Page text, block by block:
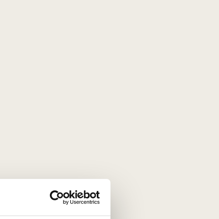
pasiflorų, ananasų bei baltųjų gėlių akcentai. Dėl